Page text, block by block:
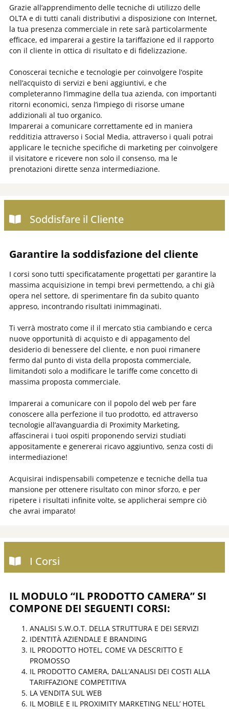
Grazie all’apprendimento delle tecniche di utilizzo delle
OLTA e di tutti canali distributivi a disposizione con Internet,
la tua presenza commerciale in rete sarà particolarmente
efficace, ed imparerai a gestire la tariffazione ed il rapporto
con il cliente in ottica di risultato e di fidelizzazione.
Conoscerai tecniche e tecnologie per coinvolgere l’ospite
nell’acquisto di servizi e beni aggiuntivi, e che
completeranno l’immagine della tua azienda, con importanti
ritorni economici, senza l’impiego di risorse umane
addizionali al tuo organico.
Imparerai a comunicare correttamente ed in maniera
redditizia attraverso i Social Media, attraverso i quali potrai
applicare le tecniche specifiche di marketing per coinvolgere
il visitatore e ricevere non solo il consenso, ma le
prenotazioni dirette senza intermediazione.
Soddisfare il Cliente
Garantire la soddisfazione del cliente
I corsi sono tutti specificatamente progettati per garantire la
massima acquisizione in tempi brevi permettendo, a chi già
opera nel settore, di sperimentare fin da subito quanto
appreso, incontrando risultati inimmaginati.
Ti verrà mostrato come il il mercato stia cambiando e cerca
nuove opportunità di acquisto e di appagamento del
desiderio di benessere del cliente, e non puoi rimanere
fermo dal punto di vista della proposta commerciale,
limitandoti solo a modificare le tariffe come concetto di
massima proposta commerciale.
Imparerai a comunicare con il popolo del web per fare
conoscere alla perfezione il tuo prodotto, ed attraverso
tecnologie all’avanguardia di Proximity Marketing,
affascinerai i tuoi ospiti proponendo servizi studiati
appositamente e genererai ricavo aggiuntivo, senza costi di
intermediazione!
Acquisirai indispensabili competenze e tecniche della tua
mansione per ottenere risultato con minor sforzo, e per
ripetere i risultati infinite volte, se applicherai sempre ciò
che avrai imparato!
I Corsi
IL MODULO “IL PRODOTTO CAMERA” SI
COMPONE DEI SEGUENTI CORSI:
ANALISI S.W.O.T. DELLA STRUTTURA E DEI SERVIZI
IDENTITÀ AZIENDALE E BRANDING
IL PRODOTTO HOTEL, COME VA DESCRITTO E
PROMOSSO
IL PRODOTTO CAMERA, DALL’ANALISI DEI COSTI ALLA
TARIFFAZIONE COMPETITIVA
LA VENDITA SUL WEB
IL MOBILE E IL PROXIMITY MARKETING NELL’ HOTEL